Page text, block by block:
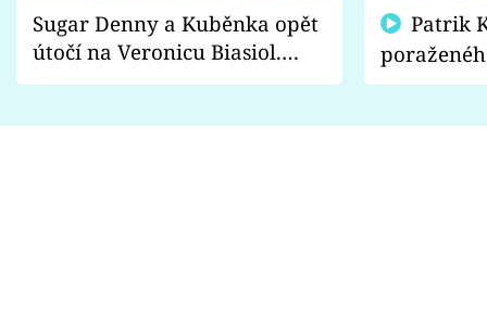
Sugar Denny a Kuběnka opět
útočí na Veronicu Biasiol.
Proč je podle nich falešná a
fanoušci